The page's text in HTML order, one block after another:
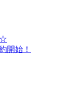
☆
始！